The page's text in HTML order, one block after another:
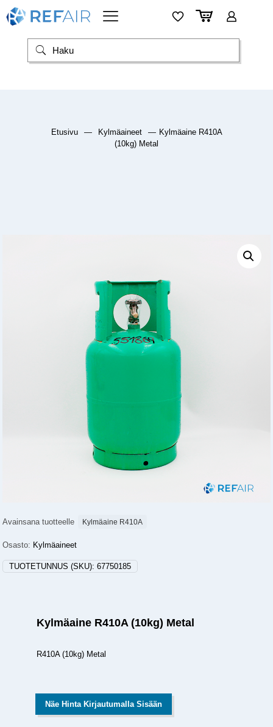
Etusivu — Kylmäaineet — Kylmäaine R410A
(10kg) Metal
Avainsana tuotteelle Kylmäaine R410A
Osasto: Kylmäaineet
TUOTETUNNUS (SKU):67750185
Kylmäaine R410A (10kg) Metal
R410A (10kg) Metal
Näe Hinta Kirjautumalla Sisään